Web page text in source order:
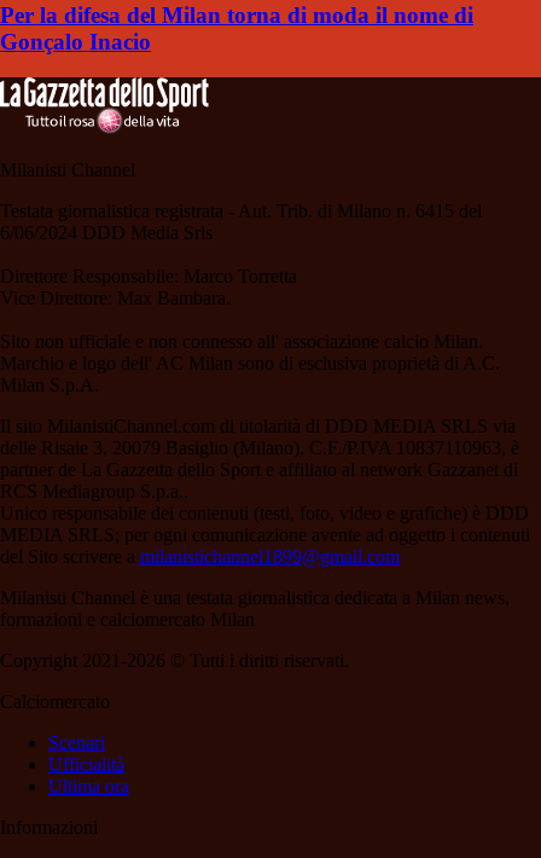
Per la difesa del Milan torna di moda il nome di
Gonçalo Inacio
Milanisti Channel
Testata giornalistica registrata - Aut. Trib. di Milano n. 6415 del
6/06/2024 DDD Media Srls
Direttore Responsabile: Marco Torretta
Vice Direttore: Max Bambara.
Sito non ufficiale e non connesso all' associazione calcio Milan.
Marchio e logo dell' AC Milan sono di esclusiva proprietà di A.C.
Milan S.p.A.
Il sito MilanistiChannel.com di titolarità di DDD MEDIA SRLS via
delle Risaie 3, 20079 Basiglio (Milano), C.F./P.IVA 10837110963, è
partner de La Gazzetta dello Sport e affiliato al network Gazzanet di
RCS Mediagroup S.p.a..
Unico responsabile dei contenuti (testi, foto, video e grafiche) è DDD
MEDIA SRLS; per ogni comunicazione avente ad oggetto i contenuti
del Sito scrivere a milanistichannel1899@gmail.com
Milanisti Channel è una testata giornalistica dedicata a Milan news,
formazioni e calciomercato Milan
Copyright 2021-2026 © Tutti i diritti riservati.
Calciomercato
Scenari
Ufficialità
Ultima ora
Informazioni